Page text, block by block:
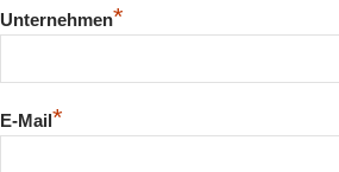
Unternehmen*
E-Mail*